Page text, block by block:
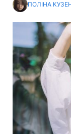
ПОЛІНА